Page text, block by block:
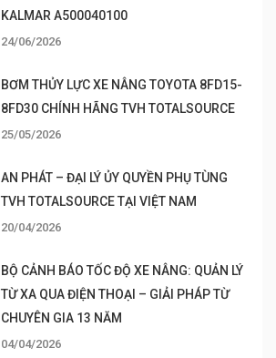
KALMAR A500040100
24/06/2026
BƠM THỦY LỰC XE NÂNG TOYOTA 8FD15-
8FD30 CHÍNH HÃNG TVH TOTALSOURCE
25/05/2026
AN PHÁT – ĐẠI LÝ ỦY QUYỀN PHỤ TÙNG
TVH TOTALSOURCE TẠI VIỆT NAM
20/04/2026
BỘ CẢNH BÁO TỐC ĐỘ XE NÂNG: QUẢN LÝ
TỪ XA QUA ĐIỆN THOẠI – GIẢI PHÁP TỪ
CHUYÊN GIA 13 NĂM
04/04/2026